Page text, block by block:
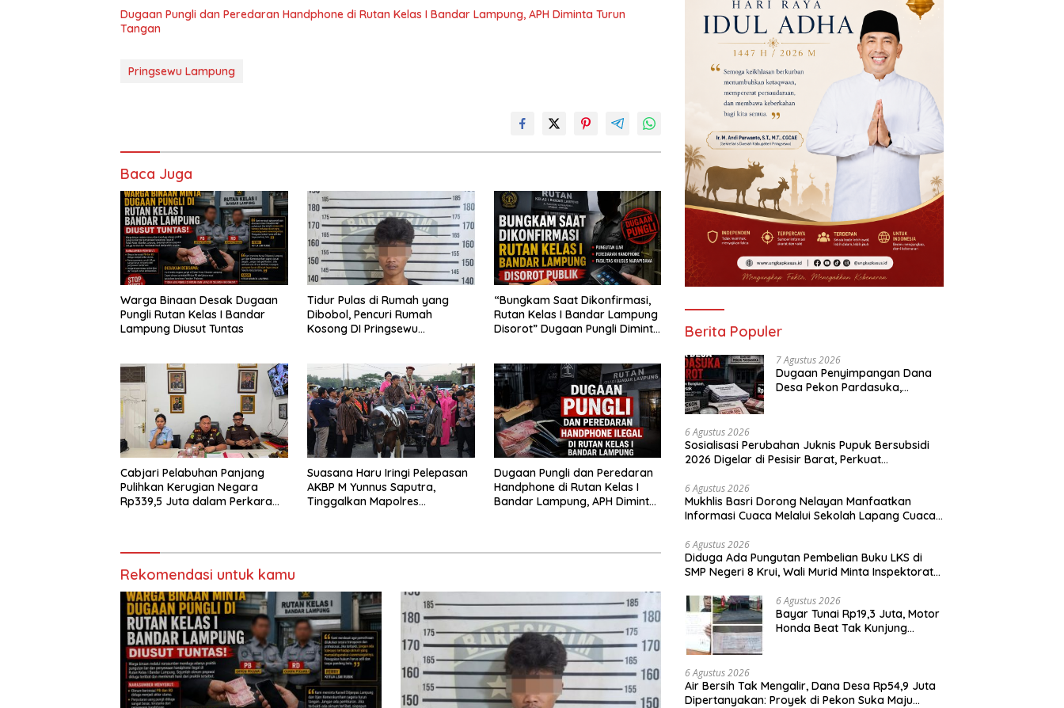
Dugaan Pungli dan Peredaran Handphone di Rutan Kelas I Bandar Lampung, APH Diminta Turun
Tangan
Pringsewu Lampung
Baca Juga
Warga Binaan Desak Dugaan
Pungli Rutan Kelas I Bandar
Lampung Diusut Tuntas
Tidur Pulas di Rumah yang
Dibobol, Pencuri Rumah
Kosong DI Pringsewu
“Bungkam Saat Dikonfirmasi,
Rutan Kelas I Bandar Lampung
Disorot” Dugaan Pungli Diminta
Cabjari Pelabuhan Panjang
Pulihkan Kerugian Negara
Rp339,5 Juta dalam Perkara
Suasana Haru Iringi Pelepasan
AKBP M Yunnus Saputra,
Tinggalkan Mapolres
Dugaan Pungli dan Peredaran
Handphone di Rutan Kelas I
Bandar Lampung, APH Diminta
Rekomendasi untuk kamu
Berita Populer
7 Agustus 2026
Dugaan Penyimpangan Dana
Desa Pekon Pardasuka,
6 Agustus 2026
Sosialisasi Perubahan Juknis Pupuk Bersubsidi
2026 Digelar di Pesisir Barat, Perkuat
6 Agustus 2026
Mukhlis Basri Dorong Nelayan Manfaatkan
Informasi Cuaca Melalui Sekolah Lapang Cuaca
6 Agustus 2026
Diduga Ada Pungutan Pembelian Buku LKS di
SMP Negeri 8 Krui, Wali Murid Minta Inspektorat
6 Agustus 2026
Bayar Tunai Rp19,3 Juta, Motor
Honda Beat Tak Kunjung
6 Agustus 2026
Air Bersih Tak Mengalir, Dana Desa Rp54,9 Juta
Dipertanyakan: Proyek di Pekon Suka Maju